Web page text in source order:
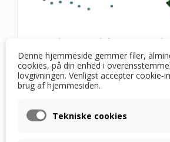
Entalpivarmeveksleren EX-P 03
som standardveksleren RSX-P
problem med at udskifte den.
Lamellernes geometri er udviklet
effektiviteten af varme- og
Denne hjemmeside gemmer filer,
cookies, på din enhed i
lovgivningen. Venligst accepter cookie-
brug af hjemmesiden.
Tekniske cookies